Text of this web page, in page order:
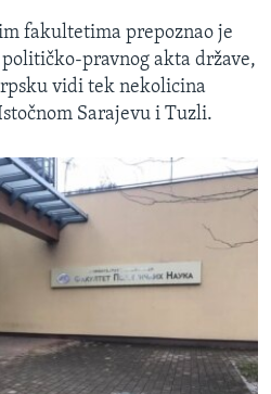
fakultetima prepoznao je
pravnog akta države,
vidi tek nekolicina
Sarajevu i Tuzli.